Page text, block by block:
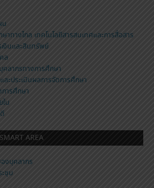
น
าทางไกล เทคโนโลยีสารสนเทศและการสื่อสาร
งินและสินทรัพย์
ล
ลากรทางการศึกษา
ะประเมินผลการจัดการศึกษา
ารศึกษา
น
AREA
งบุคลากร
ชุม